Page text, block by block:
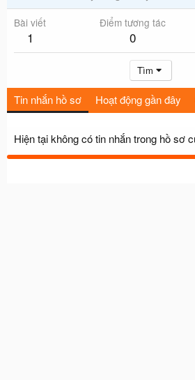
Bài viết
1
Điểm tương tác
0
Tìm
Tin nhắn hồ sơ Hoạt động gần đây
Hiện tại không có tin nhắn trong hồ sơ